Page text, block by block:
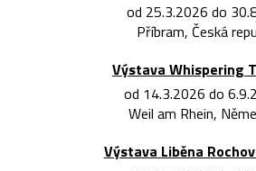
od 25.3.2026 do
Příbram, Česká
Výstava Whispering
od 14.3.2026 do
Weil am Rhein,
Výstava Liběna